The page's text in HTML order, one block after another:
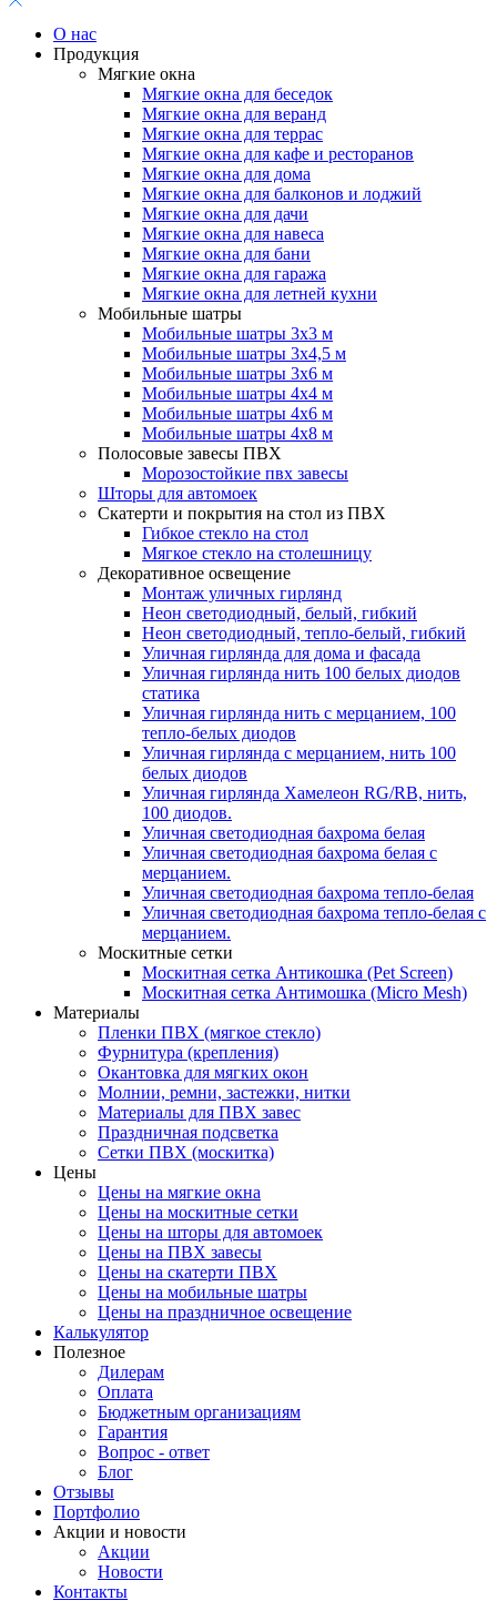
О нас
Продукция
Мягкие окна
Мягкие окна для беседок
Мягкие окна для веранд
Мягкие окна для террас
Мягкие окна для кафе и ресторанов
Мягкие окна для дома
Мягкие окна для балконов и лоджий
Мягкие окна для дачи
Мягкие окна для навеса
Мягкие окна для бани
Мягкие окна для гаража
Мягкие окна для летней кухни
Мобильные шатры
Мобильные шатры 3х3 м
Мобильные шатры 3х4,5 м
Мобильные шатры 3х6 м
Мобильные шатры 4х4 м
Мобильные шатры 4х6 м
Мобильные шатры 4х8 м
Полосовые завесы ПВХ
Морозостойкие пвх завесы
Шторы для автомоек
Скатерти и покрытия на стол из ПВХ
Гибкое стекло на стол
Мягкое стекло на столешницу
Декоративное освещение
Монтаж уличных гирлянд
Неон светодиодный, белый, гибкий
Неон светодиодный, тепло-белый, гибкий
Уличная гирлянда для дома и фасада
Уличная гирлянда нить 100 белых диодов
статика
Уличная гирлянда нить с мерцанием, 100
тепло-белых диодов
Уличная гирлянда с мерцанием, нить 100
белых диодов
Уличная гирлянда Хамелеон RG/RB, нить,
100 диодов.
Уличная светодиодная бахрома белая
Уличная светодиодная бахрома белая с
мерцанием.
Уличная светодиодная бахрома тепло-белая
Уличная светодиодная бахрома тепло-белая с
мерцанием.
Москитные сетки
Москитная сетка Антикошка (Pet Screen)
Москитная сетка Антимошка (Micro Mesh)
Материалы
Пленки ПВХ (мягкое стекло)
Фурнитура (крепления)
Окантовка для мягких окон
Молнии, ремни, застежки, нитки
Материалы для ПВХ завес
Праздничная подсветка
Сетки ПВХ (москитка)
Цены
Цены на мягкие окна
Цены на москитные сетки
Цены на шторы для автомоек
Цены на ПВХ завесы
Цены на скатерти ПВХ
Цены на мобильные шатры
Цены на праздничное освещение
Калькулятор
Полезное
Дилерам
Оплата
Бюджетным организациям
Гарантия
Вопрос - ответ
Блог
Отзывы
Портфолио
Акции и новости
Акции
Новости
Контакты